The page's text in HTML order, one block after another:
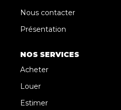
Nous contacter
Présentation
NOS SERVICES
Acheter
Louer
Estimer